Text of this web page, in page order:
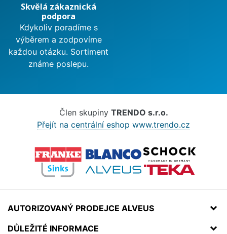
Skvělá zákaznická
podpora
Kdykoliv poradíme s
výběrem a zodpovíme
každou otázku. Sortiment
známe poslepu.
Člen skupiny TRENDO s.r.o.
Přejít na centrální eshop www.trendo.cz
AUTORIZOVANÝ PRODEJCE ALVEUS
DŮLEŽITÉ INFORMACE